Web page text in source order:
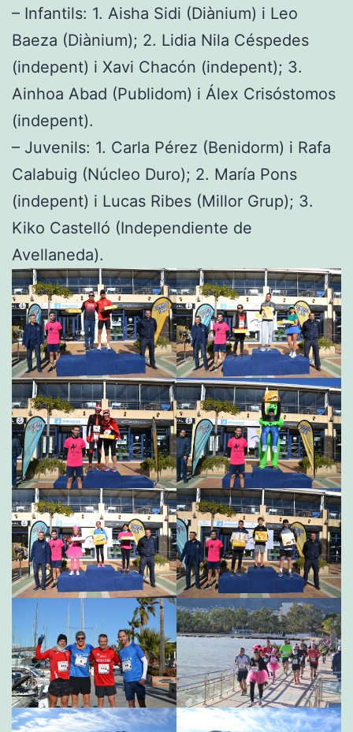
– Infantils: 1. Aisha Sidi (Diànium) i Leo
Baeza (Diànium); 2. Lidia Nila Céspedes
(indepent) i Xavi Chacón (indepent); 3.
Ainhoa Abad (Publidom) i Álex Crisóstomos
(indepent).
– Juvenils: 1. Carla Pérez (Benidorm) i Rafa
Calabuig (Núcleo Duro); 2. María Pons
(indepent) i Lucas Ribes (Millor Grup); 3.
Kiko Castelló (Independiente de
Avellaneda).